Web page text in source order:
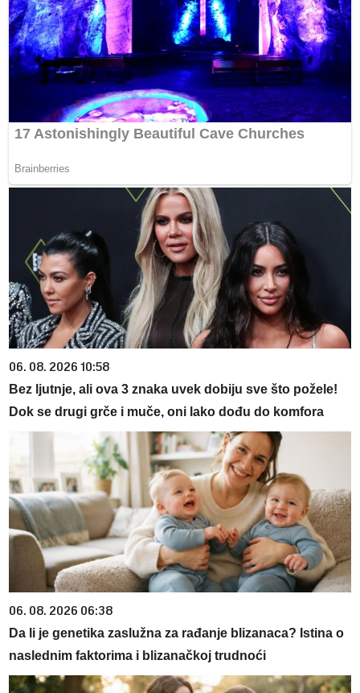
06. 08. 2026 10:58
Bez ljutnje, ali ova 3 znaka uvek dobiju sve što požele!
Dok se drugi grče i muče, oni lako dođu do komfora
06. 08. 2026 06:38
Da li je genetika zaslužna za rađanje blizanaca? Istina o
naslednim faktorima i blizanačkoj trudnoći